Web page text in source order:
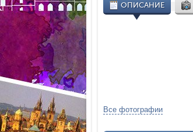
ОПИСАНИЕ
Все фотографии